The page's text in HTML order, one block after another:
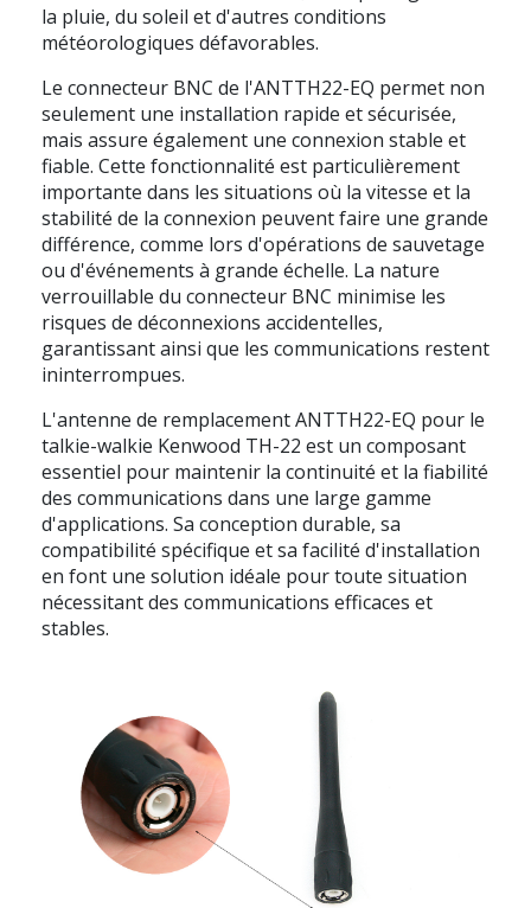
la pluie, du soleil et d'autres conditions
météorologiques défavorables.
Le connecteur BNC de l'ANTTH22-EQ permet non
seulement une installation rapide et sécurisée,
mais assure également une connexion stable et
fiable. Cette fonctionnalité est particulièrement
importante dans les situations où la vitesse et la
stabilité de la connexion peuvent faire une grande
différence, comme lors d'opérations de sauvetage
ou d'événements à grande échelle. La nature
verrouillable du connecteur BNC minimise les
risques de déconnexions accidentelles,
garantissant ainsi que les communications restent
ininterrompues.
L'antenne de remplacement ANTTH22-EQ pour le
talkie-walkie Kenwood TH-22 est un composant
essentiel pour maintenir la continuité et la fiabilité
des communications dans une large gamme
d'applications. Sa conception durable, sa
compatibilité spécifique et sa facilité d'installation
en font une solution idéale pour toute situation
nécessitant des communications efficaces et
stables.